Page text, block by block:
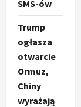
SMS-ów
Trump
ogłasza
otwarcie
Ormuz,
Chiny
wyrażają